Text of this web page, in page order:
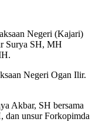
Negeri (Kajari)
Surya SH, MH
Negeri Ogan Ilir.
Akbar, SH bersama
unsur Forkopimda